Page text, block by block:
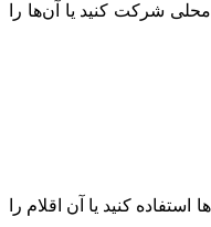
محلی شرکت کنید یا آن‌ها را
کنید یا آن اقلام را